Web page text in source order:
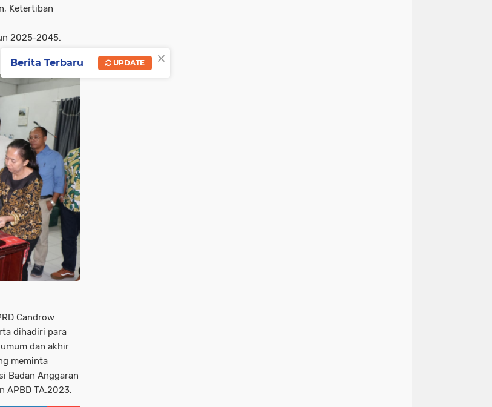
Ketertiban
2025-2045.
Candrow
dihadiri para
dan akhir
meminta
Badan Anggaran
APBD TA.2023.
×
Berita Terbaru UPDATE